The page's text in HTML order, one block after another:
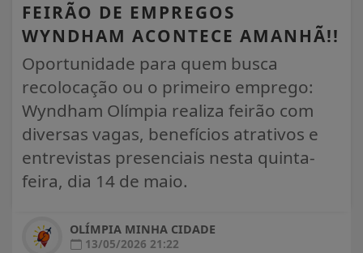
FEIRÃO DE EMPREGOS
WYNDHAM ACONTECE AMANHÃ!!
Oportunidade para quem busca
recolocação ou o primeiro emprego:
Wyndham Olímpia realiza feirão com
diversas vagas, benefícios atrativos e
entrevistas presenciais nesta quinta-
feira, dia 14 de maio.
OLÍMPIA MINHA CIDADE
13/05/2026 21:22